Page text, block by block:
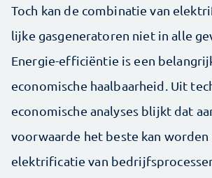
Toch kan de combinatie van
lijke gasgeneratoren niet in alle
Energie-efficiëntie is een
economische haalbaarheid. Uit
economische analyses blijkt dat
voorwaarde het beste kan
elektrificatie van